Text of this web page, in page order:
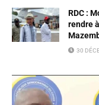
RDC :
rendre
30